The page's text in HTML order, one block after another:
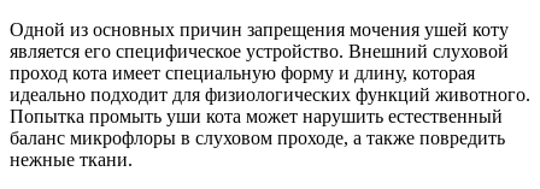
Одной из основных причин запрещения мочения ушей коту
является его специфическое устройство. Внешний слуховой
проход кота имеет специальную форму и длину, которая
идеально подходит для физиологических функций животного.
Попытка промыть уши кота может нарушить естественный
баланс микрофлоры в слуховом проходе, а также повредить
нежные ткани.